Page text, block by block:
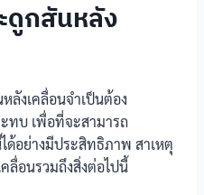
ดูกสันหลัง
ลังเคลื่อนจำเป็นต้อง
ทบ เพื่อที่จะสามารถ
ด้อย่างมีประสิทธิภาพ สาเหตุ
ลื่อนรวมถึงสิ่งต่อไปนี้